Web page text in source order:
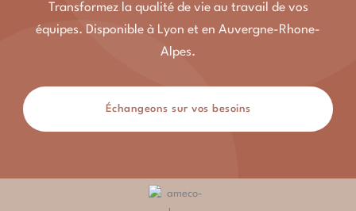
Transformez la qualité de vie au travail de vos
équipes. Disponible à Lyon et en Auvergne-Rhone-
Alpes.
Échangeons sur vos besoins